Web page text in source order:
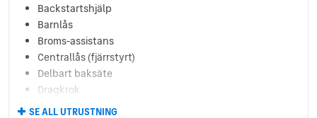
Backstartshjälp
Barnlås
Broms-assistans
Centrallås (fjärrstyrt)
Delbart baksäte
Dragkrok
Elhissar (fram och bak)
SE ALL UTRUSTNING